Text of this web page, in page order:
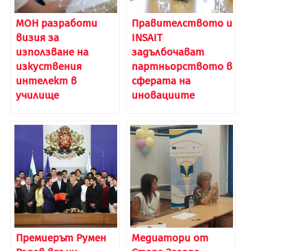
МОН разработи
визия за
използване на
изкуствения
интелект в
училище
Правителството и
INSAIT
задълбочават
партньорството в
сферата на
иновациите
Премиерът Румен
Медиатори от